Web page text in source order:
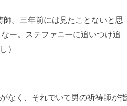
。三年前には見たことないと思
ー。ステファニーに追いつけ追
）
なく、それでいて男の祈祷師が指